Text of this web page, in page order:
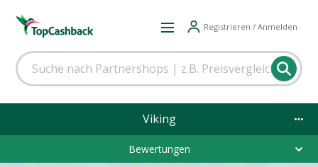
Registrieren / Anmelden
Viking
Bewertungen